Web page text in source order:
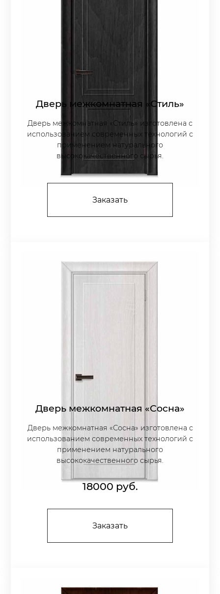
Дверь межкомнатная «Стиль»
Дверь межкомнатная «Стиль» изготовлена с
использованием современных технологий с
применением натурального
высококачественного сырья.
Заказать
Дверь межкомнатная «Сосна»
Дверь межкомнатная «Сосна» изготовлена с
использованием современных технологий с
применением натурального
высококачественного сырья.
18000 руб.
Заказать